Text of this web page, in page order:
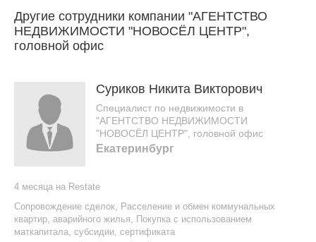
Другие сотрудники компании "АГЕНТСТВО
НЕДВИЖИМОСТИ "НОВОСЁЛ ЦЕНТР",
головной офис
Суриков Никита Викторович
Специалист по недвижимости в
"АГЕНТСТВО НЕДВИЖИМОСТИ
"НОВОСЁЛ ЦЕНТР", головной офис
Екатеринбург
4 месяца на Restate
Сопровождение сделок, Расселение и обмен коммунальных
квартир, аварийного жилья, Покупка с использованием
маткапитала, субсидии, сертификата